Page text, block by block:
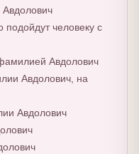
человеку с
Авдолович
Авдолович, на
Авдолович